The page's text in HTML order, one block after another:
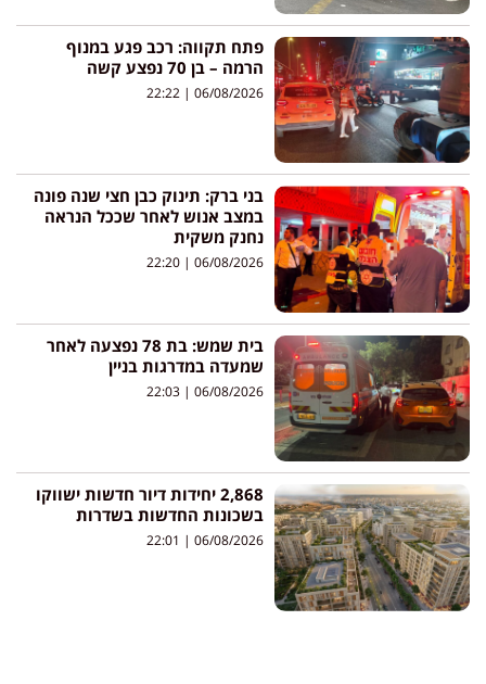
פתח תקווה: רכב פגע במנוף
הרמה – בן 70 נפצע קשה
06/08/2026
בני ברק: תינוק כבן חצי שנה פונה
במצב אנוש לאחר שככל הנראה
נחנק משקית
06/08/2026
בית שמש: בת 78 נפצעה לאחר
שמעדה במדרגות בניין
06/08/2026
2,868 יחידות דיור חדשות ישווקו
בשכונות החדשות בשדרות
06/08/2026